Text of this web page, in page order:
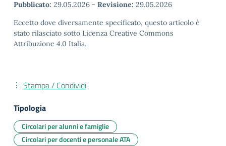
Pubblicato: 29.05.2026 - Revisione: 29.05.2026
Eccetto dove diversamente specificato, questo articolo è
stato rilasciato sotto Licenza Creative Commons
Attribuzione 4.0 Italia.
Stampa / Condividi
Tipologia
Circolari per alunni e famiglie
Circolari per docenti e personale ATA